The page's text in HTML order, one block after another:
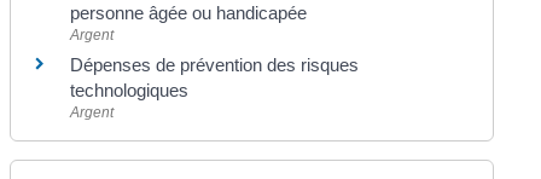
personne âgée ou handicapée
Argent
Dépenses de prévention des risques
technologiques
Argent